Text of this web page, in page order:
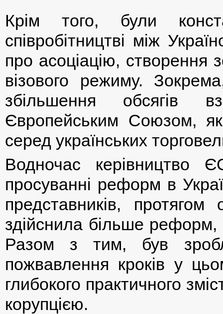
Крім того, були
співробітництві між
про асоціацію, створення
візового режиму.
збільшення обсягів
Європейським Союзом,
серед українських
Водночас керівництво
просуванні реформ в
представників, протягом
здійснила більше реформ,
Разом з тим, був
пожвавлення кроків у
глибокого практичного
корупцією.